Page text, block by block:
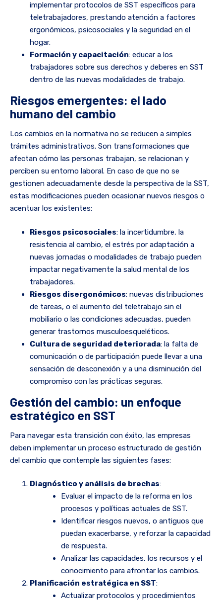
implementar protocolos de SST específicos para
teletrabajadores, prestando atención a factores
ergonómicos, psicosociales y la seguridad en el
hogar.
Formación y capacitación: educar a los
trabajadores sobre sus derechos y deberes en SST
dentro de las nuevas modalidades de trabajo.
Riesgos emergentes: el lado
humano del cambio
Los cambios en la normativa no se reducen a simples
trámites administrativos. Son transformaciones que
afectan cómo las personas trabajan, se relacionan y
perciben su entorno laboral. En caso de que no se
gestionen adecuadamente desde la perspectiva de la SST,
estas modificaciones pueden ocasionar nuevos riesgos o
acentuar los existentes:
Riesgos psicosociales: la incertidumbre, la
resistencia al cambio, el estrés por adaptación a
nuevas jornadas o modalidades de trabajo pueden
impactar negativamente la salud mental de los
trabajadores.
Riesgos disergonómicos: nuevas distribuciones
de tareas, o el aumento del teletrabajo sin el
mobiliario o las condiciones adecuadas, pueden
generar trastornos musculoesqueléticos.
Cultura de seguridad deteriorada: la falta de
comunicación o de participación puede llevar a una
sensación de desconexión y a una disminución del
compromiso con las prácticas seguras.
Gestión del cambio: un enfoque
estratégico en SST
Para navegar esta transición con éxito, las empresas
deben implementar un proceso estructurado de gestión
del cambio que contemple las siguientes fases:
Diagnóstico y análisis de brechas:
Evaluar el impacto de la reforma en los
procesos y políticas actuales de SST.
Identificar riesgos nuevos, o antiguos que
puedan exacerbarse, y reforzar la capacidad
de respuesta.
Analizar las capacidades, los recursos y el
conocimiento para afrontar los cambios.
Planificación estratégica en SST:
Actualizar protocolos y procedimientos